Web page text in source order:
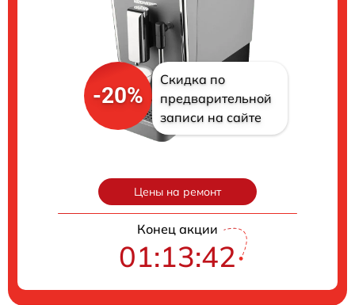
-20%
Скидка по
предварительной
записи на сайте
Цены на ремонт
Конец акции
01:13:41